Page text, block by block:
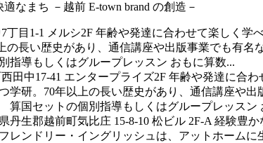
なまち －越前 E-town brand の創造－
丁目1-1 メルシ2F 年齢や発達に合わせて楽しく学
の長い歴史があり、通信講座や出版事業でも有
指導もしくはグループレッスン おもに算数...
田中17-41 エンタープライズ2F 年齢や発達に合わ
学研。70年以上の長い歴史があり、通信講座や
算国セットの個別指導もしくはグループレッスン
丹生郡越前町気比庄 15-8-10 松ビル 2F-A経験豊か
レンドリー・イングリッシュは、アットホーム